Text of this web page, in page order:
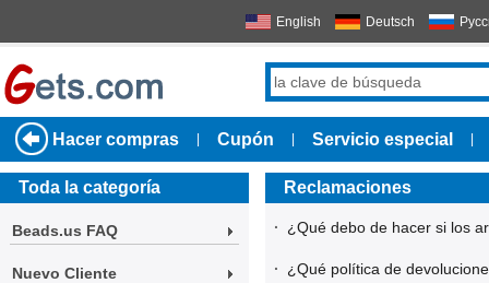
English Deutsch
Hacer compras Cupón Servicio especial
Toda la categoría
Beads.us FAQ
Nuevo Cliente
Reclamaciones
· ¿Qué debo de hacer si los
· ¿Qué política de